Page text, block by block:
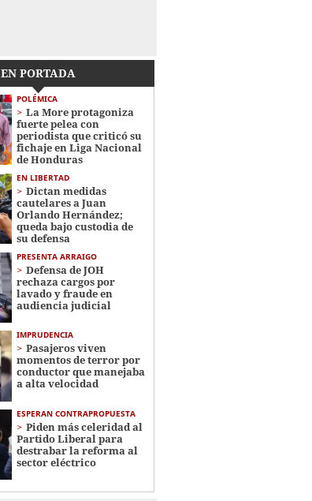
EN PORTADA
POLÉMICA
La More protagoniza
fuerte pelea con
periodista que criticó su
fichaje en Liga Nacional
de Honduras
EN LIBERTAD
Dictan medidas
cautelares a Juan
Orlando Hernández;
queda bajo custodia de
su defensa
PRESENTA ARRAIGO
Defensa de JOH
rechaza cargos por
lavado y fraude en
audiencia judicial
IMPRUDENCIA
Pasajeros viven
momentos de terror por
conductor que manejaba
a alta velocidad
ESPERAN CONTRAPROPUESTA
Piden más celeridad al
Partido Liberal para
destrabar la reforma al
sector eléctrico